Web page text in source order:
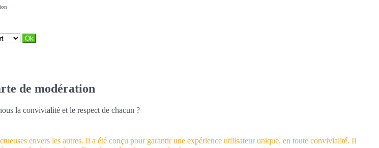
de modération
la convivialité et le respect de chacun ?
envers les autres. Il a été conçu pour garantir une expérience utilisateur unique, en toute convivialité. Il